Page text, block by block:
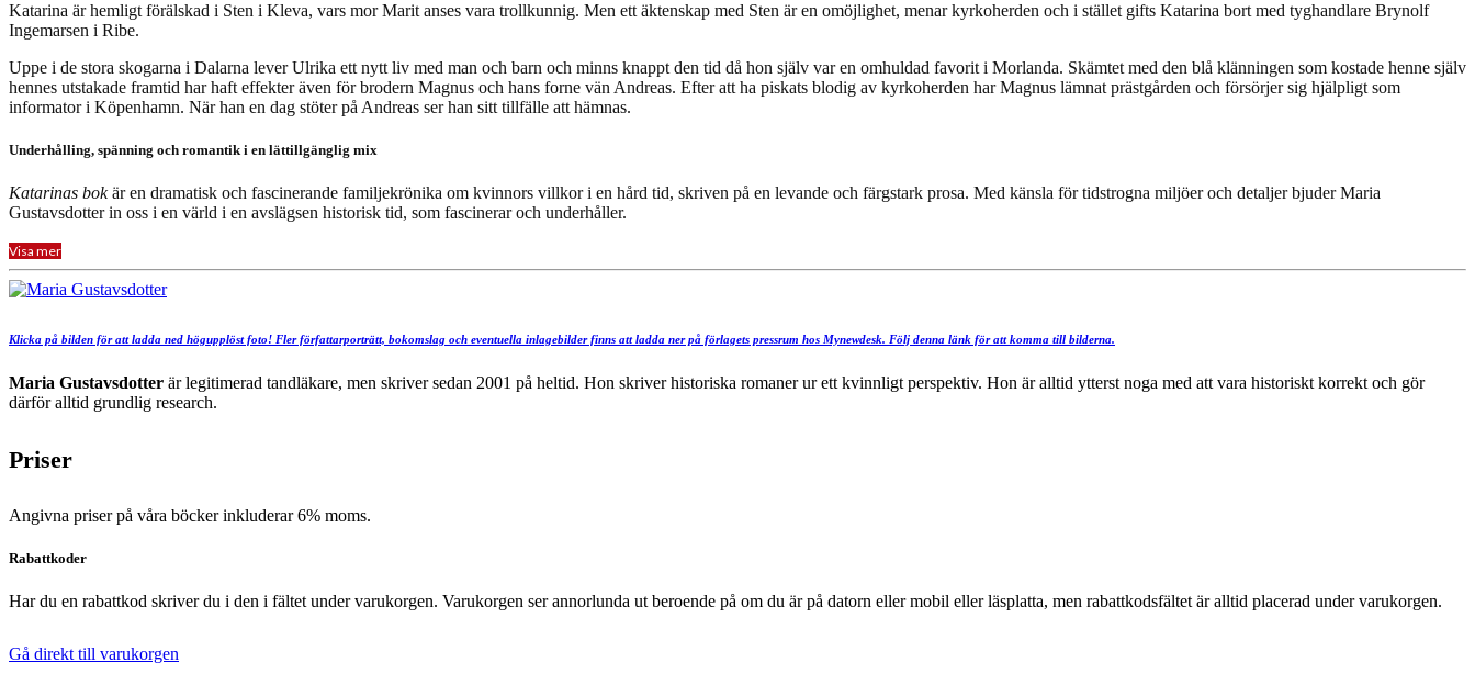
Katarina är hemligt förälskad i Sten i Kleva, vars mor Marit anses vara trollkunnig. Men ett äktenskap med Sten är en omöjlighet, menar kyrkoherden och i stället gifts Katarina bort med tyghandlare Brynolf
Ingemarsen i Ribe.
Uppe i de stora skogarna i Dalarna lever Ulrika ett nytt liv med man och barn och minns knappt den tid då hon själv var en omhuldad favorit i Morlanda. Skämtet med den blå klänningen som kostade henne själv
hennes utstakade framtid har haft effekter även för brodern Magnus och hans forne vän Andreas. Efter att ha piskats blodig av kyrkoherden har Magnus lämnat prästgården och försörjer sig hjälpligt som
informator i Köpenhamn. När han en dag stöter på Andreas ser han sitt tillfälle att hämnas.
Underhålling, spänning och romantik i en lättillgänglig mix
Katarinas bokär en dramatisk och fascinerande familjekrönika om kvinnors villkor i en hård tid, skriven på en levande och färgstark prosa. Med känsla för tidstrogna miljöer och detaljer bjuder Maria
Gustavsdotter in oss i en värld i en avslägsen historisk tid, som fascinerar och underhåller.
Visa mer
Klicka på bilden för att ladda ned högupplöst foto! Fler författarporträtt, bokomslag och eventuella inlagebilder finns att ladda ner på förlagets pressrum hos Mynewdesk. Följ denna länk för att komma till bilderna.
Maria Gustavsdotter är legitimerad tandläkare, men skriver sedan 2001 på heltid. Hon skriver historiska romaner ur ett kvinnligt perspektiv. Hon är alltid ytterst noga med att vara historiskt korrekt och gör
därför alltid grundlig research.
Priser
Angivna priser på våra böcker inkluderar 6% moms.
Rabattkoder
Har du en rabattkod skriver du i den i fältet under varukorgen. Varukorgen ser annorlunda ut beroende på om du är på datorn eller mobil eller läsplatta, men rabattkodsfältet är alltid placerad under varukorgen.
Gå direkt till varukorgen